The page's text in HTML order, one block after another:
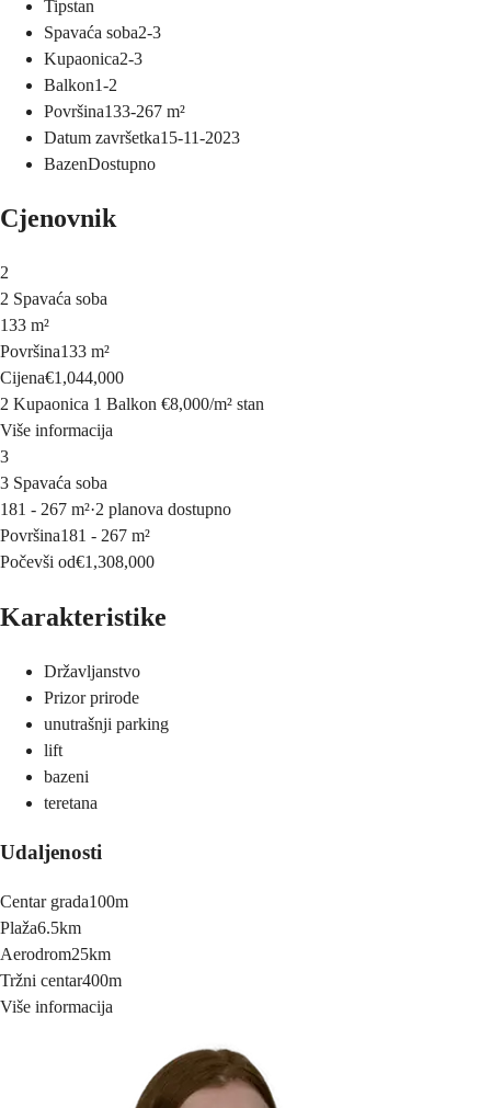
Tipstan
Spavaća soba2-3
Kupaonica2-3
Balkon1-2
Površina133-267 m²
Datum završetka15-11-2023
BazenDostupno
Cjenovnik
2
2 Spavaća soba
133 m²
Površina133 m²
Cijena€1,044,000
2 Kupaonica 1 Balkon €8,000/m² stan
Više informacija
3
3 Spavaća soba
181 - 267 m²·2 planova dostupno
Površina181 - 267 m²
Počevši od€1,308,000
Karakteristike
Državljanstvo
Prizor prirode
unutrašnji parking
lift
bazeni
teretana
Udaljenosti
Centar grada100m
Plaža6.5km
Aerodrom25km
Tržni centar400m
Više informacija